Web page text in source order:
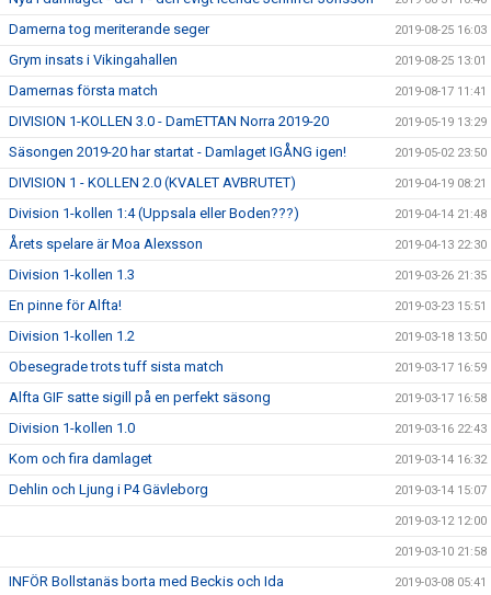
Damerna tog meriterande seger 2019-08-25 16:03
Grym insats i Vikingahallen 2019-08-25 13:01
Damernas första match 2019-08-17 11:41
DIVISION 1-KOLLEN 3.0 - DamETTAN Norra 2019-20 2019-05-19 13:29
Säsongen 2019-20 har startat - Damlaget IGÅNG igen! 2019-05-02 23:50
DIVISION 1 - KOLLEN 2.0 (KVALET AVBRUTET) 2019-04-19 08:21
Division 1-kollen 1:4 (Uppsala eller Boden???) 2019-04-14 21:48
Årets spelare är Moa Alexsson 2019-04-13 22:30
Division 1-kollen 1.3 2019-03-26 21:35
En pinne för Alfta! 2019-03-23 15:51
Division 1-kollen 1.2 2019-03-18 13:50
Obesegrade trots tuff sista match 2019-03-17 16:59
Alfta GIF satte sigill på en perfekt säsong 2019-03-17 16:58
Division 1-kollen 1.0 2019-03-16 22:43
Kom och fira damlaget 2019-03-14 16:32
Dehlin och Ljung i P4 Gävleborg 2019-03-14 15:07
2019-03-12 12:00
2019-03-10 21:58
INFÖR Bollstanäs borta med Beckis och Ida 2019-03-08 05:41